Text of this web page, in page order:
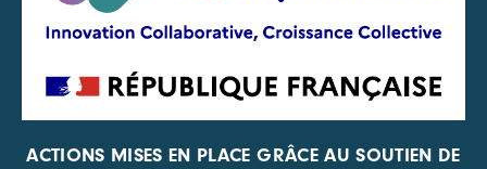
ACTIONS MISES EN PLACE GRÂCE AU SOUTIEN DE